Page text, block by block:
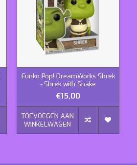
Funko Pop! DreamWorks Shrek
- Shrek with Snake
€15,00
TOEVOEGEN AAN
WINKELWAGEN